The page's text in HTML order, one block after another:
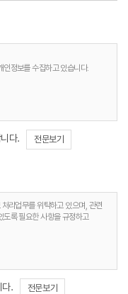
정보를 수집하고 있습니다.
처리, 공지사항 전달
용 분석을 통한 안정적 서비스 운영
적이 달성되면 지체 없이
한 기간 동안 보존합니다.
다. 전문보기
리업무를 위탁하고 있으며, 관련
도록 필요한 사항을 규정하고
까지
다. 전문보기